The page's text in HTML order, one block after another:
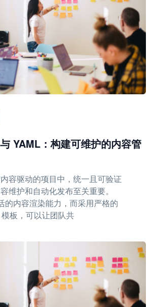
YAML：构建可维护的内容管
容驱动的项目中，统一且可验证
维护和自动化发布至关重要。
的内容渲染能力，而采用严格的
板，可以让团队共